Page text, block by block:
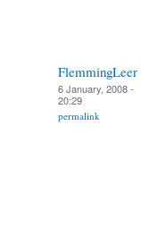
FlemmingLeer
6 January, 2008 -
20:29
permalink